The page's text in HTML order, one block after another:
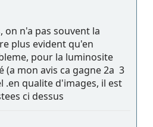
n'a pas souvent la
plus evident qu'en
pour la luminosite
(a mon avis ca gagne 2a 3
.en qualite d'images, il est
ci dessus